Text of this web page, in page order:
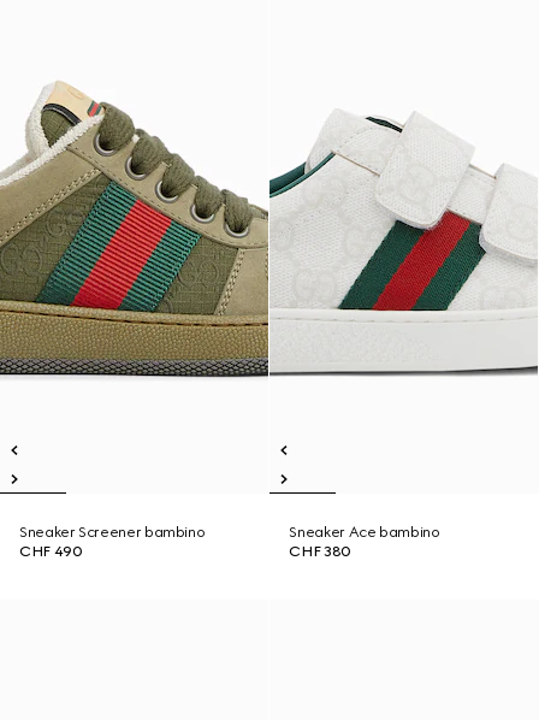
Sneaker Screener bambino
CHF 490
Sneaker Ace bambino
CHF 380